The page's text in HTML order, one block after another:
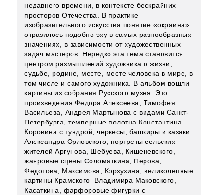
недавнего времени, в контексте бескрайних
просторов Отечества. В практике
изобразительного искусства понятие «окраина»
отразилось подобно эху в самых разнообразных
значениях, в зависимости от художественных
задач мастеров. Нередко эта тема становится
центром размышлений художника о жизни,
судьбе, родине, месте, месте человека в мире, в
том числе и самого художника. В альбом вошли
картины из собрания Русского музея. Это
произведения Федора Алексеева, Тимофея
Васильева, Андрея Мартынова с видами Санкт-
Петербурга, темперные полотна Константина
Коровина с тундрой, черкесы, башкиры и казаки
Александра Орловского, портреты сельских
жителей Аргунова, Шебуева, Кишеневского,
жанровые сцены Соломаткина, Перова,
Федотова, Максимова, Корзухина, великолепные
картины Крамского, Владимира Маковского,
Касаткина, фарфоровые фигурки с